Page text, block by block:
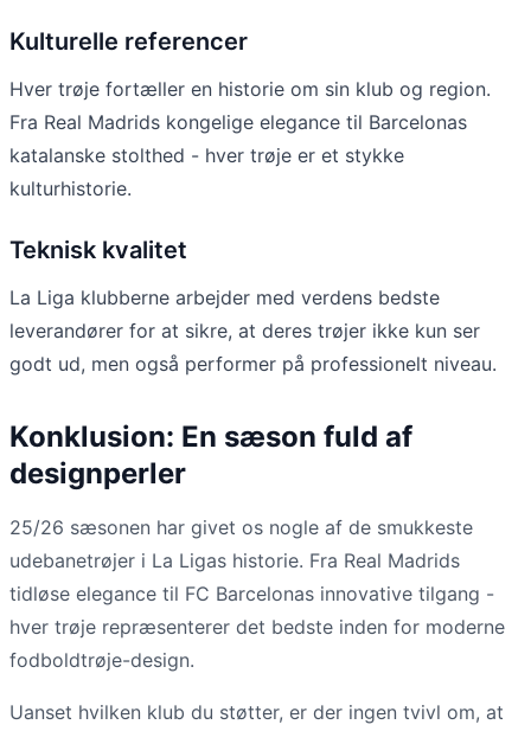
Kulturelle referencer
Hver trøje fortæller en historie om sin klub og region.
Fra Real Madrids kongelige elegance til Barcelonas
katalanske stolthed - hver trøje er et stykke
kulturhistorie.
Teknisk kvalitet
La Liga klubberne arbejder med verdens bedste
leverandører for at sikre, at deres trøjer ikke kun ser
godt ud, men også performer på professionelt niveau.
Konklusion: En sæson fuld af
designperler
25/26 sæsonen har givet os nogle af de smukkeste
udebanetrøjer i La Ligas historie. Fra Real Madrids
tidløse elegance til FC Barcelonas innovative tilgang -
hver trøje repræsenterer det bedste inden for moderne
fodboldtrøje-design.
Uanset hvilken klub du støtter, er der ingen tvivl om, at